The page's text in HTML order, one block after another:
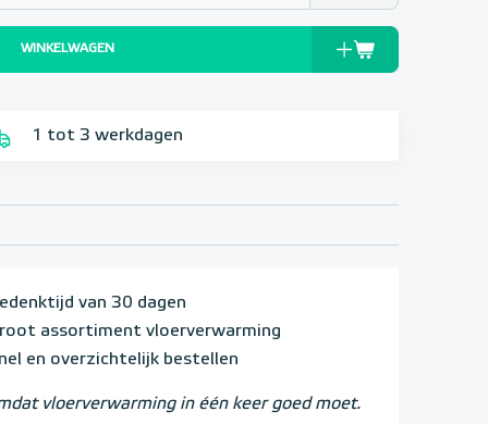
WINKELWAGEN
1 tot 3 werkdagen
van 30 dagen
assortiment vloerverwarming
en overzichtelijk bestellen
vloerverwarming in één keer goed moet.